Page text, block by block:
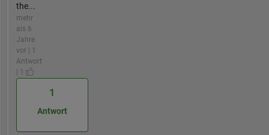
the...
mehr
als 6
Jahre
vor | 1
Antwort
| 1
1
Antwort